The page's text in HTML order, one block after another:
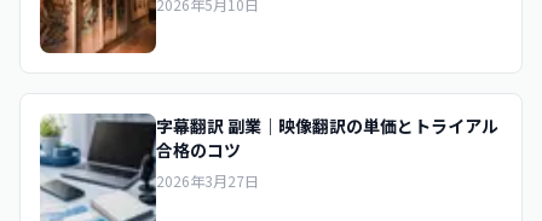
2026年5月10日
字幕翻訳 副業｜映像翻訳の単価とトライアル
合格のコツ
2026年3月27日